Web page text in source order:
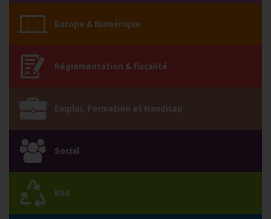
Europe & Numérique
Réglementation & fiscalité
Emploi, Formation et Handicap
Social
RSE